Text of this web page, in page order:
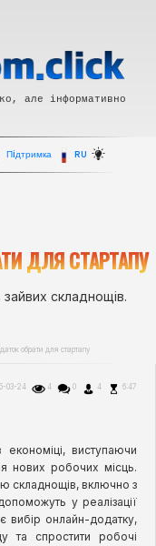
але інформативно
Пiдтримка RU
ДЛЯ СТАРТАПУ
зайвих складнощів.
обрати для стартапу
03-24 4 0 4 6:47
виступаючи
нових робочих місць.
складнощів, включно з
у реалізації
вибір онлайн-додатку,
та спростити робочі